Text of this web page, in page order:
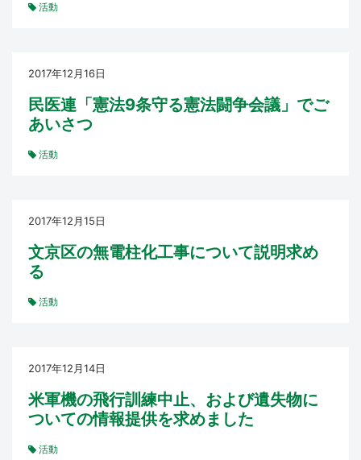
活動
2017年12月16日
民医連「憲法9条守る憲法闘争会議」でご
あいさつ
活動
2017年12月15日
文京区の無電柱化工事について説明求め
る
活動
2017年12月14日
米軍機の飛行訓練中止、および遺失物に
ついての情報提供を求めました
活動